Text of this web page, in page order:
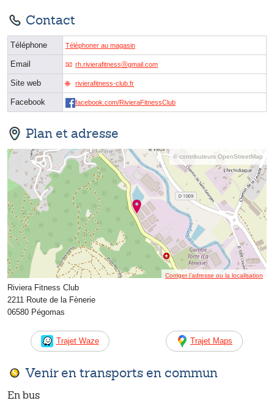
Contact
Téléphone Téléphoner au magasin
Email rh.rivierafitnessⓐgmail.com
Site web rivierafitness-club.fr
Facebook facebook.com/RivieraFitnessClub
Plan et adresse
© contributeurs OpenStreetMap
Corriger l’adresse ou la localisation
Riviera Fitness Club
2211 Route de la Fènerie
06580 Pégomas
Trajet Waze Trajet Maps
Venir en transports en commun
En bus